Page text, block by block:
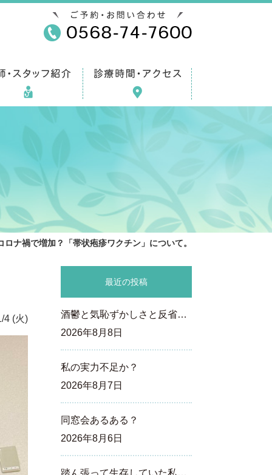
ロナ禍で増加？「帯状疱疹ワクチン」について。
4 (火)
最近の投稿
酒鬱と気恥ずかしさと反省…
2026年8月8日
私の実力不足か？
2026年8月7日
同窓会あるある？
2026年8月6日
踏ん張って生存していた私…